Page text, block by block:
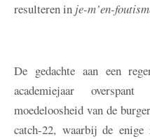
resulteren in je-m’en-
De gedachte aan een
academiejaar
moedeloosheid van de
catch-22, waarbij de enige